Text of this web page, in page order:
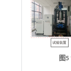
图